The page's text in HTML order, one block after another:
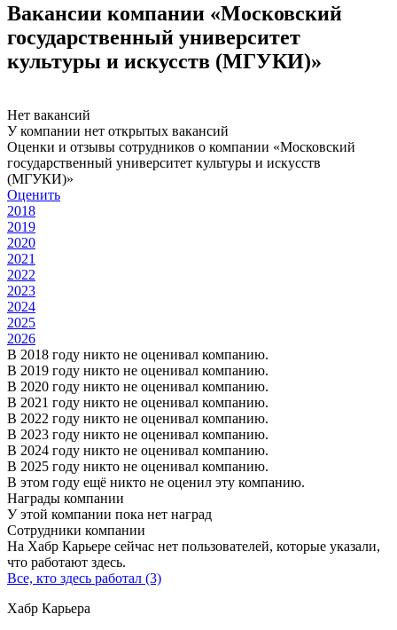
Вакансии компании «Московский
государственный университет
культуры и искусств (МГУКИ)»
Нет вакансий
У компании нет открытых вакансий
Оценки и отзывы сотрудников о компании «Московский
государственный университет культуры и искусств
(МГУКИ)»
Оценить
2018
2019
2020
2021
2022
2023
2024
2025
2026
В 2018 году никто не оценивал компанию.
В 2019 году никто не оценивал компанию.
В 2020 году никто не оценивал компанию.
В 2021 году никто не оценивал компанию.
В 2022 году никто не оценивал компанию.
В 2023 году никто не оценивал компанию.
В 2024 году никто не оценивал компанию.
В 2025 году никто не оценивал компанию.
В этом году ещё никто не оценил эту компанию.
Награды компании
У этой компании пока нет наград
Сотрудники компании
На Хабр Карьере сейчас нет пользователей, которые указали,
что работают здесь.
Все, кто здесь работал (3)
Хабр Карьера